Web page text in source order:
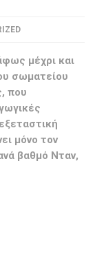
μέχρι και
σωματείου
που
μόνο τον
βαθμό Νταν,